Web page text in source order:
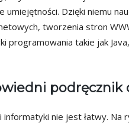
Dzięki niemu
tworzenia stron
programowania takie jak
podręcznik
nie jest łatwy. Na